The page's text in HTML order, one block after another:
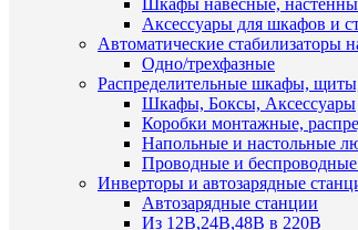
Шкафы навесные,
Аксессуары для шкафов и
Автоматические стабилизаторы
Одно/трехфазные
Распределительные шкафы,
Шкафы, Боксы, Аксессуары
Коробки монтажные,
Напольные и настольные
Проводные и беспроводные
Инверторы и автозарядные
Автозарядные станции
Из 12В,24В,48В в 220В